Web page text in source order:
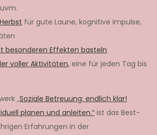
für gute Laune, kognitive Impulse,
besonderen Effekten basteln
voller Aktivitäten, eine für jeden Tag bis
„Soziale Betreuung: endlich klar!
planen und anleiten.“ ist das Best-
Erfahrungen in der